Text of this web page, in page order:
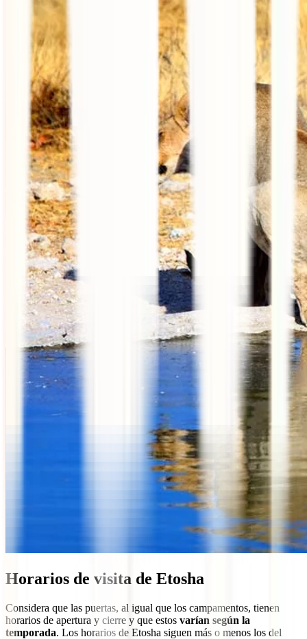
Horarios de visita de Etosha
Considera que las puertas, al igual que los campamentos, tienen
horarios de apertura y cierre y que estos varían según la
temporada. Los horarios de Etosha siguen más o menos los del